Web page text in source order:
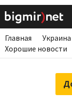
Главная Украина
Хорошие новости